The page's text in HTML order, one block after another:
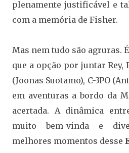
plenamente justificável e
com a memória de Fisher.
Mas nem tudo são agruras.
que a opção por juntar Rey,
(Joonas Suotamo), C-3PO
em aventuras a bordo da
acertada. A dinâmica
muito bem-vinda e
melhores momentos desse